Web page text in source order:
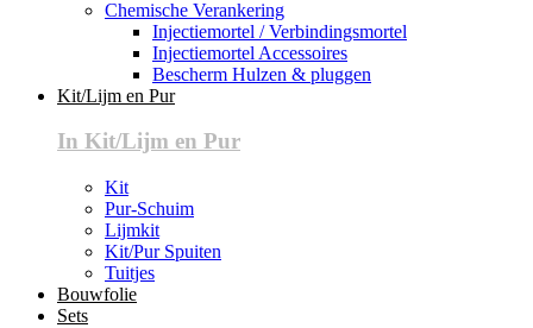
Chemische Verankering
Injectiemortel / Verbindingsmortel
Injectiemortel Accessoires
Bescherm Hulzen & pluggen
Kit/Lijm en Pur
In Kit/Lijm en Pur
Kit
Pur-Schuim
Lijmkit
Kit/Pur Spuiten
Tuitjes
Bouwfolie
Sets